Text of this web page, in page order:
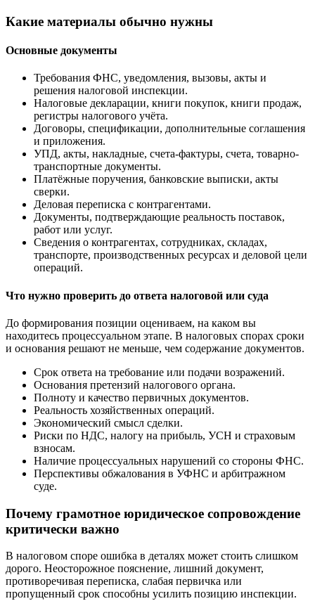
Какие материалы обычно нужны
Основные документы
Требования ФНС, уведомления, вызовы, акты и
решения налоговой инспекции.
Налоговые декларации, книги покупок, книги продаж,
регистры налогового учёта.
Договоры, спецификации, дополнительные соглашения
и приложения.
УПД, акты, накладные, счета-фактуры, счета, товарно-
транспортные документы.
Платёжные поручения, банковские выписки, акты
сверки.
Деловая переписка с контрагентами.
Документы, подтверждающие реальность поставок,
работ или услуг.
Сведения о контрагентах, сотрудниках, складах,
транспорте, производственных ресурсах и деловой цели
операций.
Что нужно проверить до ответа налоговой или суда
До формирования позиции оцениваем, на каком вы
находитесь процессуальном этапе. В налоговых спорах сроки
и основания решают не меньше, чем содержание документов.
Срок ответа на требование или подачи возражений.
Основания претензий налогового органа.
Полноту и качество первичных документов.
Реальность хозяйственных операций.
Экономический смысл сделки.
Риски по НДС, налогу на прибыль, УСН и страховым
взносам.
Наличие процессуальных нарушений со стороны ФНС.
Перспективы обжалования в УФНС и арбитражном
суде.
Почему грамотное юридическое сопровождение
критически важно
В налоговом споре ошибка в деталях может стоить слишком
дорого. Неосторожное пояснение, лишний документ,
противоречивая переписка, слабая первичка или
пропущенный срок способны усилить позицию инспекции.